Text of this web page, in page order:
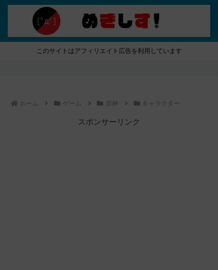
このサイトはアフィリエイト広告を利用しています
ホーム ゲーム 原神 キャラクター
スポンサーリンク